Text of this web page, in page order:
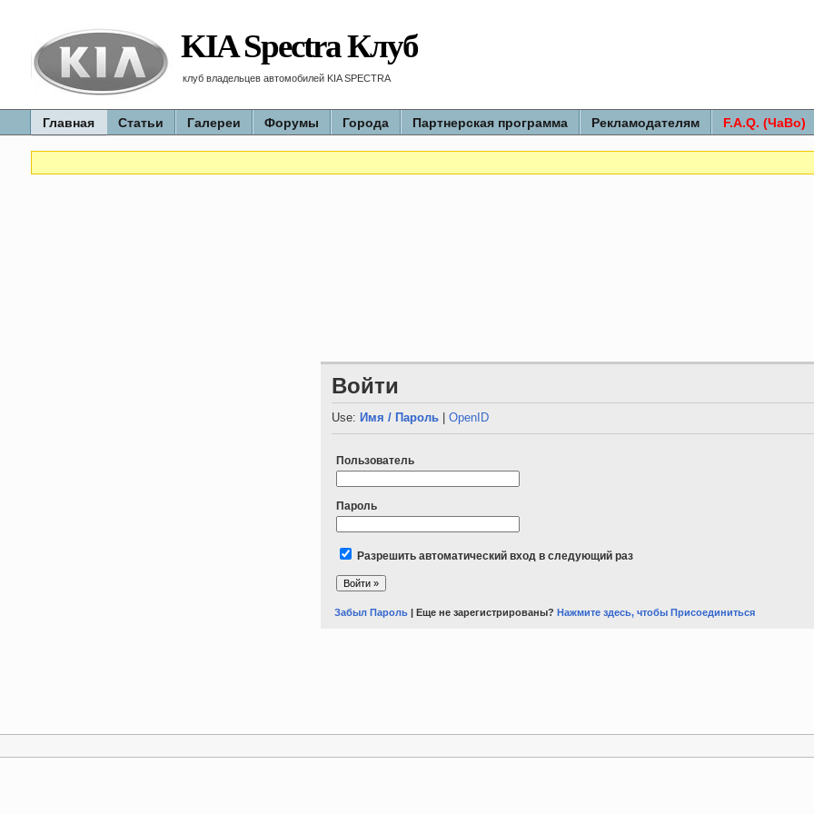
KIA Spectra Клуб
клуб владельцев автомобилей KIA SPECTRA
Главная Статьи Галереи Форумы Города Партнерская программа Рекламодателям F.A.Q. (ЧаВо)
Войти
Use: Имя / Пароль| OpenID
Пользователь
Пароль
Разрешить автоматический вход в следующий раз
Забыл Пароль| Еще не зарегистрированы? Нажмите здесь, чтобы Присоединиться